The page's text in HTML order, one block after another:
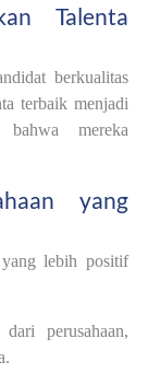
Talenta
berkualitas
terbaik menjadi
mereka
yang
yang lebih positif
perusahaan,